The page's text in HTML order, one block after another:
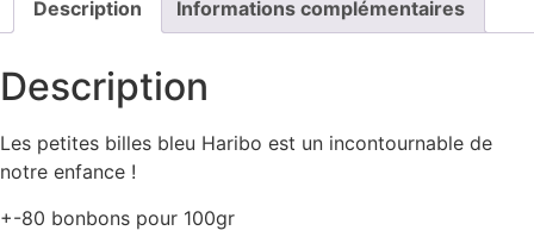
Description Informations complémentaires
Description
Les petites billes bleu Haribo est un incontournable de
notre enfance !
+-80 bonbons pour 100gr